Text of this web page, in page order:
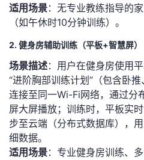
​适用场景​：无专业教练指导的
（如午休时10分钟训练）。
2. 健身房辅助训练（平板+智慧屏）
​场景描述​：用户在健身房使用
“进阶胸部训练计划”（包含卧
连接至同一Wi-Fi网络，通过分
屏大屏播放；训练时，平板实
步至云端（分布式数据库），
细数据。
​适用场景​：专业健身房训练、